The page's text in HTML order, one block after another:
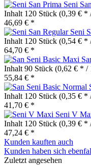
Seni
Inhalt 120 Stück (0,39 € *
46,69 € *
Seni
Inhalt 120 Stück (0,54 € *
64,70 € *
Inhalt 90 Stück (0,62 € * /
55,84 € *
Inhalt 120 Stück (0,35 € *
41,70 € *
Seni V
Inhalt 120 Stück (0,39 € *
47,24 € *
Kunden kauften auch
Kunden haben sich
Zuletzt angesehen